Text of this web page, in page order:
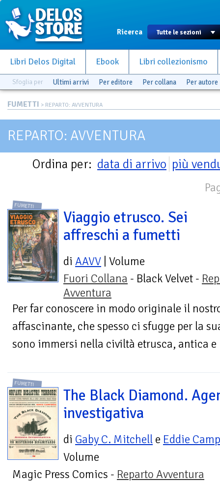
Ricerca
Libri Delos Digital Ebook Libri collezionismo
Sfoglia per Ultimi arrivi Per editore Per collana Per autore
FUMETTI > REPARTO: AVVENTURA
REPARTO: AVVENTURA
Ordina per: data di arrivo più
FUMETTI
Viaggio etrusco. Sei
affreschi a fumetti
di AAVV | Volume
Fuori Collana - Black Velvet -
Avventura
Per far conoscere in modo originale il
affascinante, che spesso ci sfugge per la
sono immersi nella civiltà etrusca, antica e
FUMETTI
The Black Diamond.
investigativa
di Gaby C. Mitchell e Eddie
Volume
Magic Press Comics - Reparto Avventura